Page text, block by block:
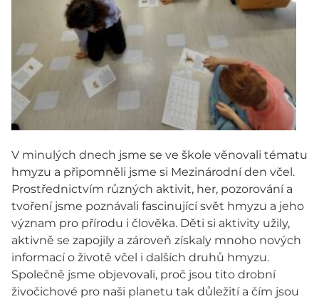
V minulých dnech jsme se ve škole věnovali tématu
hmyzu a připomněli jsme si Mezinárodní den včel.
Prostřednictvím různých aktivit, her, pozorování a
tvoření jsme poznávali fascinující svět hmyzu a jeho
význam pro přírodu i člověka. Děti si aktivity užily,
aktivně se zapojily a zároveň získaly mnoho nových
informací o životě včel i dalších druhů hmyzu.
Společně jsme objevovali, proč jsou tito drobní
živočichové pro naši planetu tak důležití a čím jsou